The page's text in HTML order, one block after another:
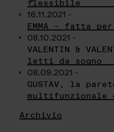
flessibile
16.11.2021 -
EMMA – fatta
08.10.2021 -
VALENTIN &
letti da sogno
08.09.2021 -
GUSTAV, la
multifunzionale
Archivio